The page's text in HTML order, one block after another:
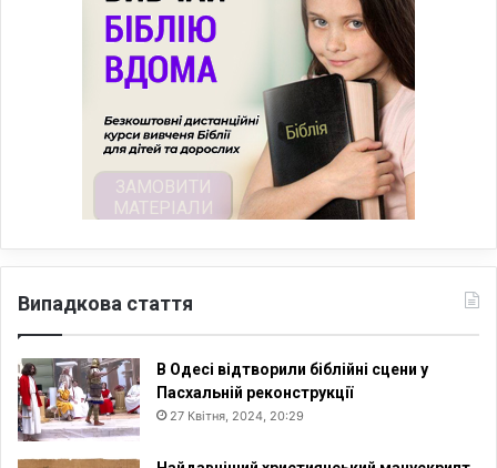
Випадкова стаття
В Одесі відтворили біблійні сцени у
Пасхальній реконструкції
27 Квітня, 2024, 20:29